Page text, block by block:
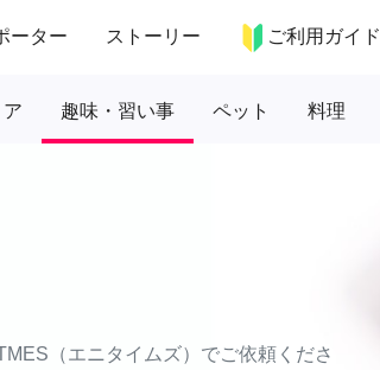
ーター ストーリー ご利用ガイド
趣味・習い事 ペット 料理
（エニタイムズ）でご依頼くださ